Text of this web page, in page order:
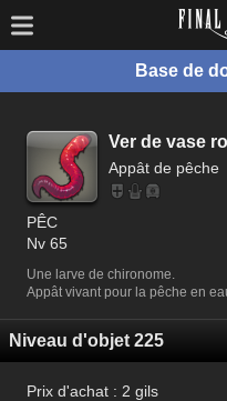
Base de
Ver de vase
Appât de pêche
PÊC
Nv 65
Une larve de chironome.
Appât vivant pour la pêche en
Niveau d'objet 225
Prix d'achat : 2 gils